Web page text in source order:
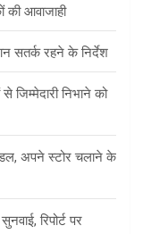
की आवाजाही
सतर्क रहने के निर्देश
जिम्मेदारी निभाने को
अपने स्टोर चलाने के
रिपोर्ट पर